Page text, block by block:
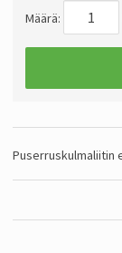
Määrä:
Puserruskulmaliitin